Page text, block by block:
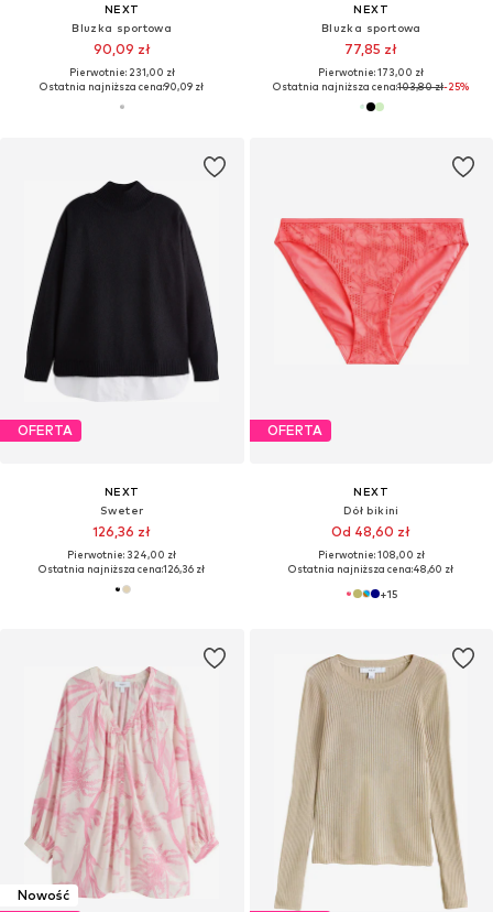
NEXT
Bluzka sportowa
90,09 zł
Pierwotnie: 231,00 zł
Ostatnia najniższa cena:90,09 zł
NEXT
Bluzka sportowa
77,85 zł
Pierwotnie: 173,00 zł
Ostatnia najniższa cena:103,80 zł-25%
OFERTA
NEXT
Sweter
126,36 zł
Pierwotnie: 324,00 zł
Ostatnia najniższa cena:126,36 zł
OFERTA
NEXT
Dół bikini
Od 48,60 zł
Pierwotnie: 108,00 zł
Ostatnia najniższa cena:48,60 zł
+15
Nowość